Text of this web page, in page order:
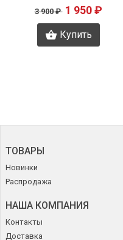
3 900 ₽ 1 950 ₽
Купить
ТОВАРЫ
Новинки
Распродажа
НАША КОМПАНИЯ
Контакты
Доставка